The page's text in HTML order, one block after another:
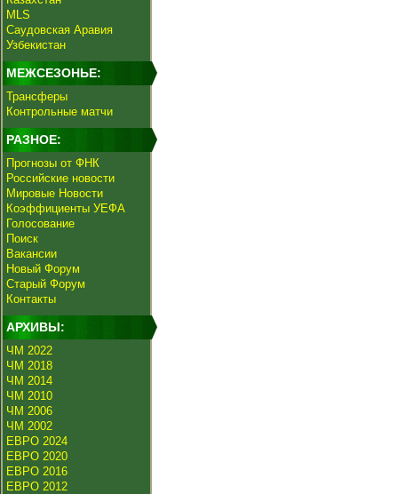
MLS
Саудовская Аравия
Узбекистан
МЕЖСЕЗОНЬЕ:
Трансферы
Контрольные матчи
РАЗНОЕ:
Прогнозы от ФНК
Российские новости
Мировые Новости
Коэффициенты УЕФА
Голосование
Поиск
Вакансии
Новый Форум
Старый Форум
Контакты
АРХИВЫ:
ЧМ 2022
ЧМ 2018
ЧМ 2014
ЧМ 2010
ЧМ 2006
ЧМ 2002
ЕВРО 2024
ЕВРО 2020
ЕВРО 2016
ЕВРО 2012